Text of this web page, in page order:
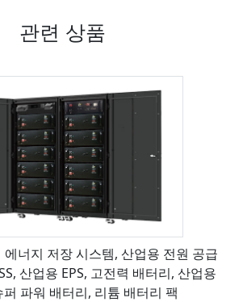
관련 상품
너지 저장 시스템, 산업용 전원 공급
산업용 EPS, 고전력 배터리, 산업용
퍼 파워 배터리, 리튬 배터리 팩